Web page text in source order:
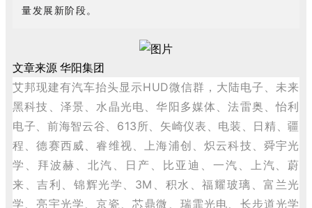
量发展新阶段。
文章来源 华阳集团
艾邦现建有汽车抬头显示HUD微信群，大陆电子、未来
黑科技、泽景、水晶光电、华阳多媒体、法雷奥、怡利
电子、前海智云谷、613所、矢崎仪表、电装、日精、疆
程、德赛西威、睿维视、上海浦创、炽云科技、舜宇光
学、拜波赫、北汽、日产、比亚迪、一汽、上汽、蔚
来、吉利、锦辉光学、3M、积水、福耀玻璃、富兰光
学、亮宇光学、京瓷、芯鼎微、瑞霏光电、长步道光学